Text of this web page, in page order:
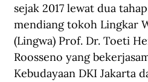
sejak 2017 lewat dua
mendiang tokoh Lingkar
(Lingwa) Prof. Dr. Toeti
Roosseno yang
Kebudayaan DKI Jakarta